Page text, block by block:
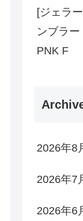
[ジェラ
ンブラ
PNK F
2026年8
2026年7
2026年6